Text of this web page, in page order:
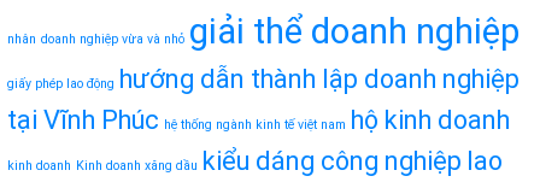
nhân doanh nghiệp vừa và nhỏ giải thể doanh nghiệp
giấy phép lao động
hướng dẫn thành lập doanh nghiệp
tại Vĩnh Phúc hệ thống ngành kinh tế việt nam hộ kinh doanh
kinh doanh Kinh doanh xăng dầu kiểu dáng công nghiệp lao